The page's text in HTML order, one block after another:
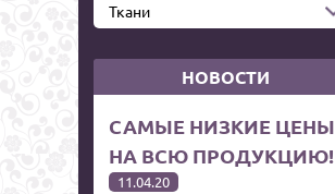
Ткани
НОВОСТИ
САМЫЕ НИЗКИЕ ЦЕНЫ
НА ВСЮ ПРОДУКЦИЮ!
11.04.20